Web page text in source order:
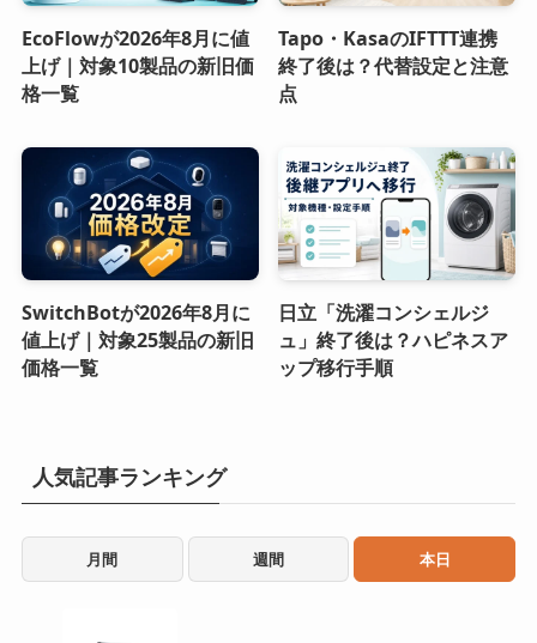
EcoFlowが2026年8月に値
上げ｜対象10製品の新旧価
格一覧
Tapo・KasaのIFTTT連携
終了後は？代替設定と注意
点
SwitchBotが2026年8月に
値上げ｜対象25製品の新旧
価格一覧
日立「洗濯コンシェルジ
ュ」終了後は？ハピネスア
ップ移行手順
人気記事ランキング
月間 週間 本日